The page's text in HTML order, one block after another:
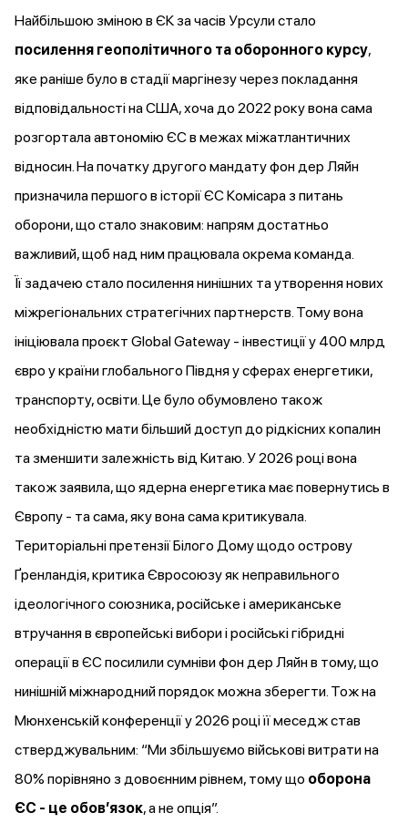
Найбільшою зміною в ЄК за часів Урсули стало
посилення геополітичного та оборонного курсу,
яке раніше було в стадії маргінезу через покладання
відповідальності на США, хоча до 2022 року вона сама
розгортала автономію ЄС в межах міжатлантичних
відносин. На початку другого мандату фон дер Ляйн
призначилапершого в історії ЄС Комісара з питань
оборони, що стало знаковим: напрям достатньо
важливий, щоб над ним працювала окрема команда.
Її задачею стало посилення нинішних та утворення нових
міжрегіональних стратегічних партнерств. Тому вона
ініціювалапроєкт Global Gateway - інвестиції у 400 млрд
євро у країни глобального Півдня у сферах енергетики,
транспорту, освіти. Це було обумовлено також
необхідністю мати більший доступ до рідкісних копалин
та зменшити залежність від Китаю. У 2026 році вона
також заявила, що ядерна енергетика має повернутись в
Європу - та сама, яку вона сама критикувала.
Територіальні претензії Білого Дому щодо острову
Ґренландія, критика Євросоюзу як неправильного
ідеологічного союзника, російське і американське
втручання в європейські вибори і російські гібридні
операції в ЄС посилили сумніви фон дер Ляйн в тому, що
нинішній міжнародний порядок можна зберегти. Тож на
Мюнхенській конференції у 2026 році її меседж став
стверджувальним: “Ми збільшуємо військові витрати на
80% порівняно з довоєнним рівнем, тому що оборона
ЄС - це обовʼязок, а не опція”.